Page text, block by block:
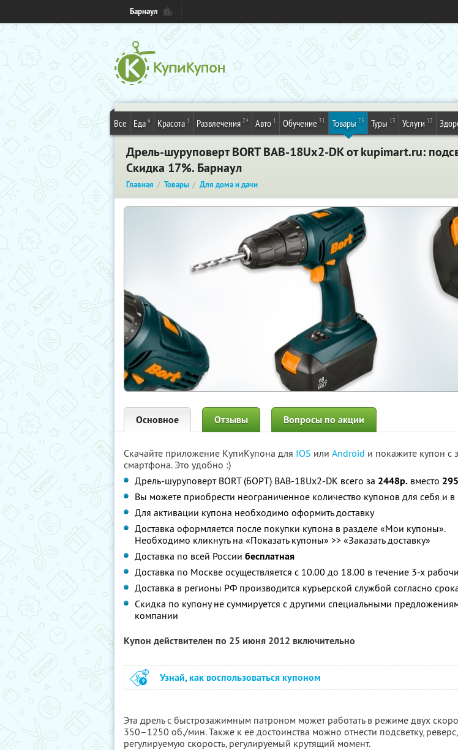
Барнаул
Все Еда 6 Красота 1 Развлечения 24 Авто 1 Обучение 31 Товары 25 Туры 13 Услуги 12
Дрель-шуруповерт BORT BAB-18Ux2-DK от kupimart.ru:
Скидка 17%. Барнаул
Главная Товары Для дома и дачи
Основное Отзывы Вопросы по акции
Скачайте приложение КупиКупона для IOS или Android и покажите купон с
смартфона. Это удобно :)
Дрель-шуруповерт BORT (БОРТ) BAB-18Ux2-DK всего за 2448р. вместо
Вы можете приобрести неограниченное количество купонов для себя и
Для активации купона необходимо оформить доставку
Доставка оформляется после покупки купона в разделе «Мои купоны».
Необходимо кликнуть на «Показать купоны» >> «Заказать доставку»
Доставка по всей России бесплатная
Доставка по Москве осуществляется с 10.00 до 18.00 в течение 3-х
Доставка в регионы РФ производится курьерской службой согласно
Скидка по купону не суммируется с другими специальными
компании
Купон действителен по 25 июня 2012 включительно
Узнай, как воспользоваться купоном
Эта дрель с быстрозажимным патроном может работать в режиме двух
350–1250 об./мин. Также к ее достоинства можно отнести подсветку, реверс,
регулируемую скорость, регулируемый крутящий момент.